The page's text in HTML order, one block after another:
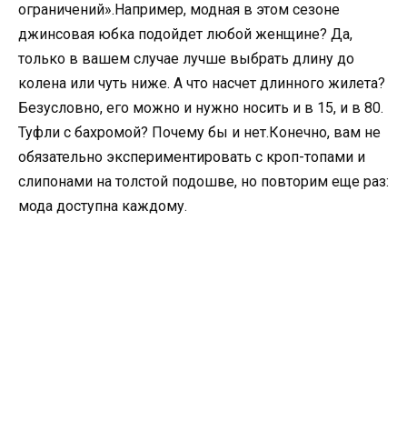
ограничений».Например, модная в этом сезоне
джинсовая юбка подойдет любой женщине? Да,
только в вашем случае лучше выбрать длину до
колена или чуть ниже. А что насчет длинного жилета?
Безусловно, его можно и нужно носить и в 15, и в 80.
Туфли с бахромой? Почему бы и нет.Конечно, вам не
обязательно экспериментировать с кроп-топами и
слипонами на толстой подошве, но повторим еще раз:
мода доступна каждому.